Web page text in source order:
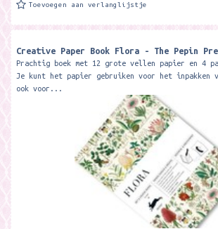
Toevoegen aan verlanglijstje
Creative Paper Book Flora - The Pepin
Prachtig boek met 12 grote vellen papier en 4
Je kunt het papier gebruiken voor het inpakken
ook voor...